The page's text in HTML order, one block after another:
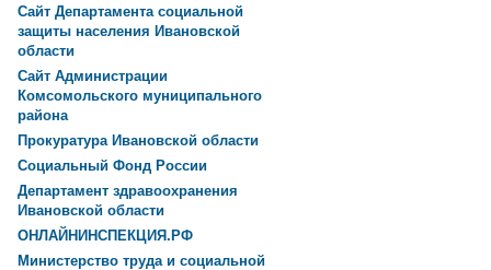
Сайт Департамента социальной
защиты населения Ивановской
области
Сайт Администрации
Комсомольского муниципального
района
Прокуратура Ивановской области
Социальный Фонд России
Департамент здравоохранения
Ивановской области
ОНЛАЙНИНСПЕКЦИЯ.РФ
Министерство труда и социальной